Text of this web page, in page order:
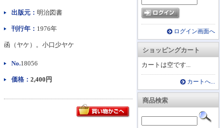
ログイン画面へ
ショッピングカート
カートは空です...
カートへ...
商品検索
出版元： 明治図書
刊行年： 1976年
函（ヤケ）。小口少ヤケ
No.18056
価格： 2,400円